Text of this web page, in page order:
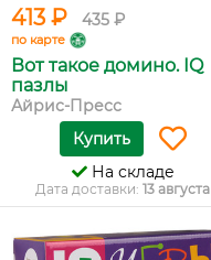
413 ₽ 435 ₽
по карте
Вот такое домино. IQ
пазлы
Айрис-Пресс
Купить
На складе
Дата доставки: 13 августа